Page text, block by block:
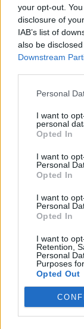
your opt-out.
disclosure of
IAB’s list of
also be
Downstream
Personal
I want to
personal
Opted In
I want to
Personal
Opted In
I want to
Personal
Opted In
I want to
Retention,
Personal
Purposes
Opted Out
10:19
Νεκρός
10:17
Νέα απάτη:
ΚΕΠ -
Eurobank: Νέα
εκατ. το κόστος
Εξοικονομώ -
09:54
Τα ξημερώματα
09:46